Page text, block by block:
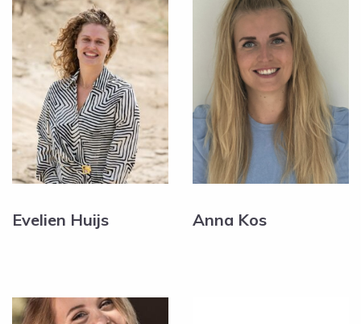
Evelien Huijs Anna Kos